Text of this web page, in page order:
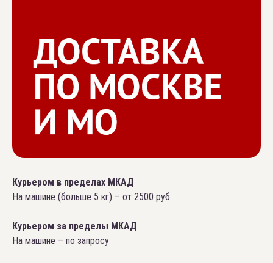
Курьером в пределах МКАД
На машине (больше 5 кг) – от 2500 руб.
Курьером за пределы МКАД
На машине – по запросу